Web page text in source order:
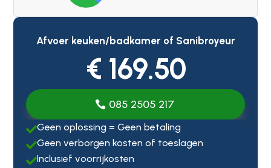
Afvoer keuken/badkamer of Sanibroyeur
€ 169.50
085 2505 217
Geen oplossing = Geen betaling
Geen verborgen kosten of toeslagen
Inclusief voorrijkosten